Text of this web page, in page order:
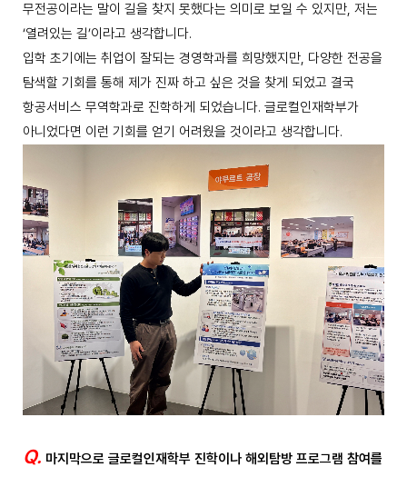
무전공이라는 말이 길을 찾지 못했다는 의미로 보일 수 있지만, 저는
‘열려있는 길’이라고 생각합니다.
입학 초기에는 취업이 잘되는 경영학과를 희망했지만, 다양한 전공을
탐색할 기회를 통해 제가 진짜 하고 싶은 것을 찾게 되었고 결국
항공서비스 무역학과로 진학하게 되었습니다. 글로컬인재학부가
아니었다면 이런 기회를 얻기 어려웠을 것이라고 생각합니다.
Q. 마지막으로 글로컬인재학부 진학이나 해외탐방 프로그램 참여를